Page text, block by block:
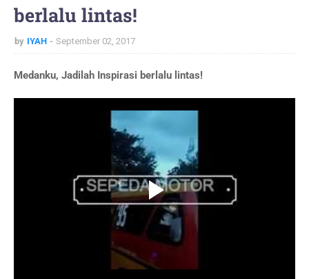
berlalu lintas!
by IYAH September 02, 2017
Medanku, Jadilah Inspirasi berlalu lintas!